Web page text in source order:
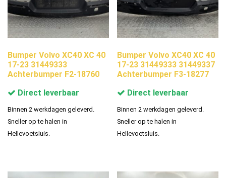
Bumper Volvo XC40 XC 40
17-23 31449333
Achterbumper F2-18760
Direct leverbaar
Binnen 2 werkdagen geleverd.
Sneller op te halen in
Hellevoetsluis.
Bumper Volvo XC40 XC 40
17-23 31449333 31449337
Achterbumper F3-18277
Direct leverbaar
Binnen 2 werkdagen geleverd.
Sneller op te halen in
Hellevoetsluis.